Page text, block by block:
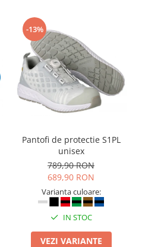
-13%
Pantofi de protectie S1PL
unisex
789,90 RON
689,90 RON
Varianta culoare:
IN STOC
VEZI VARIANTE